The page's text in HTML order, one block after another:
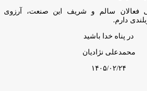
فعالان سالم و شریف این صنعت، آرزوی
دارم.
در پناه خدا باشید
محمدعلی نژادیان
۱۴۰۵/۰۲/۲۴